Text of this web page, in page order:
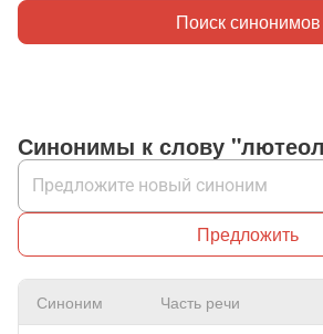
Поиск синонимов
Синонимы к слову
Предложить
Синоним Часть речи